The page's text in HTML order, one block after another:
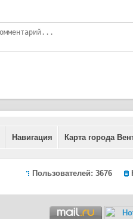
Навигация Карта города
Пользователей: 3676